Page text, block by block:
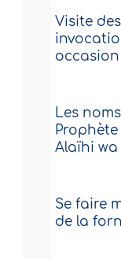
Visite
occasion
Les
Alaïhi wa
Se faire
de la